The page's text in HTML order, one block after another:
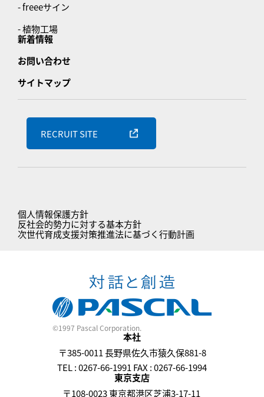
- freeeサイン
- 植物工場
新着情報
お問い合わせ
サイトマップ
RECRUIT SITE
個人情報保護方針
反社会的勢力に対する基本方針
次世代育成支援対策推進法に基づく行動計画
©1997 Pascal Corporation.
本社
〒385-0011 長野県佐久市猿久保881-8
TEL : 0267-66-1991 FAX : 0267-66-1994
東京支店
〒108-0023 東京都港区芝浦3-17-11